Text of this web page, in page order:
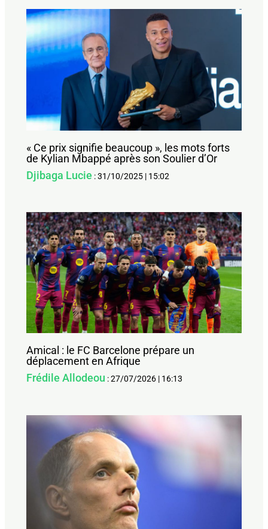
« Ce prix signifie beaucoup », les mots forts
de Kylian Mbappé après son Soulier d’Or
Djibaga Lucie :31/10/2025 | 15:02
Amical : le FC Barcelone prépare un
déplacement en Afrique
Frédile Allodeou :27/07/2026 | 16:13